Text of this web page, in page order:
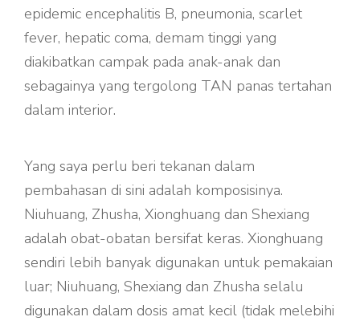
epidemic encephalitis B, pneumonia, scarlet
fever, hepatic coma, demam tinggi yang
diakibatkan campak pada anak-anak dan
sebagainya yang tergolong TAN panas tertahan
dalam interior.
Yang saya perlu beri tekanan dalam
pembahasan di sini adalah komposisinya.
Niuhuang, Zhusha, Xionghuang dan Shexiang
adalah obat-obatan bersifat keras. Xionghuang
sendiri lebih banyak digunakan untuk pemakaian
luar; Niuhuang, Shexiang dan Zhusha selalu
digunakan dalam dosis amat kecil (tidak melebihi